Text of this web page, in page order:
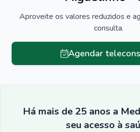
Aproveite os valores reduzidos e
consulta.
Agendar
Há mais de 25 anos a
seu acesso à